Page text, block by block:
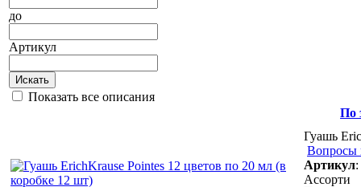
до
Артикул
Искать
Показать все описания
По
Гуашь
Вопросы
Артикул:
Ассорти